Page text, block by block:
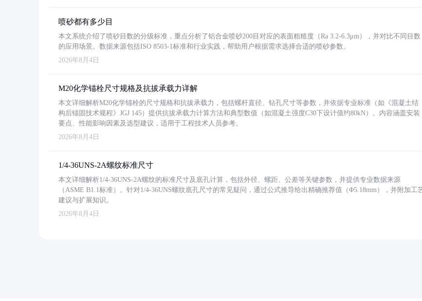
喷砂都有多少目
本文系统介绍了喷砂目数的分级标准，重点分析了铝合金喷砂200目对应的表面粗糙度（Ra 3.2-6.3μm），并对比不同目数
的应用场景。数据来源包括ISO 8503-1标准和行业实践，帮助用户根据需求选择合适的喷砂参数。
2026年8月4日
M20化学锚栓尺寸规格及抗拔承载力详解
本文详细解析M20化学锚栓的尺寸规格和抗拔承载力，包括螺杆直径、钻孔尺寸等参数，并依据专业标准（如《混凝土结
构后锚固技术规程》JGJ 145）提供抗拔承载力计算方法和典型数值（如混凝土强度C30下设计值约80kN）。内容涵盖安装
要点、性能影响因素及选型建议，适用于工程技术人员参考。
2026年8月4日
1/4-36UNS-2A螺纹标准尺寸
本文详细解析1/4-36UNS-2A螺纹的标准尺寸及底孔计算，包括外径、螺距、公差等关键参数，并提供专业数据来源
（ASME B1.1标准）。针对1/4-36UNS螺纹底孔尺寸的常见疑问，通过公式推导给出精确推荐值（Φ5.18mm），并附加工
建议与扩展知识。
2026年8月4日